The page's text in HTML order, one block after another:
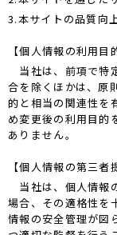
3.本サイトの品質向
【個人情報の利用目
当社は、前項で特
合を除くほかは、原
的と相当の関連性を
め変更後の利用目的
ありません。
【個人情報の第三者
当社は、個人情報
場合、その適格性を
情報の安全管理が図